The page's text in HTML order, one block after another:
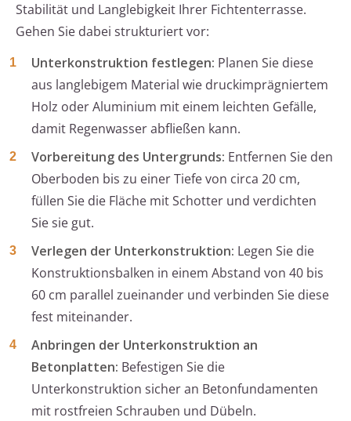
Stabilität und Langlebigkeit Ihrer Fichtenterrasse.
Gehen Sie dabei strukturiert vor:
Unterkonstruktion festlegen: Planen Sie diese
aus langlebigem Material wie druckimprägniertem
Holz oder Aluminium mit einem leichten Gefälle,
damit Regenwasser abfließen kann.
Vorbereitung des Untergrunds: Entfernen Sie den
Oberboden bis zu einer Tiefe von circa 20 cm,
füllen Sie die Fläche mit Schotter und verdichten
Sie sie gut.
Verlegen der Unterkonstruktion: Legen Sie die
Konstruktionsbalken in einem Abstand von 40 bis
60 cm parallel zueinander und verbinden Sie diese
fest miteinander.
Anbringen der Unterkonstruktion an
Betonplatten: Befestigen Sie die
Unterkonstruktion sicher an Betonfundamenten
mit rostfreien Schrauben und Dübeln.